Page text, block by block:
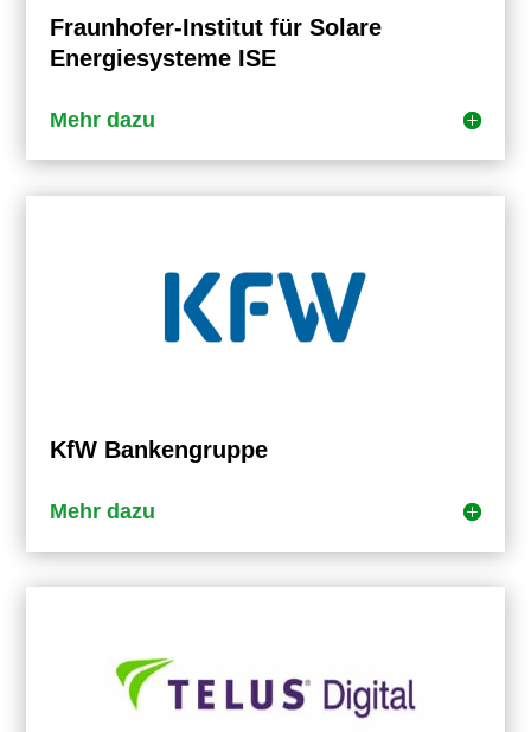
Fraunhofer-Institut für Solare
Energiesysteme ISE
Mehr dazu
KfW Bankengruppe
Mehr dazu